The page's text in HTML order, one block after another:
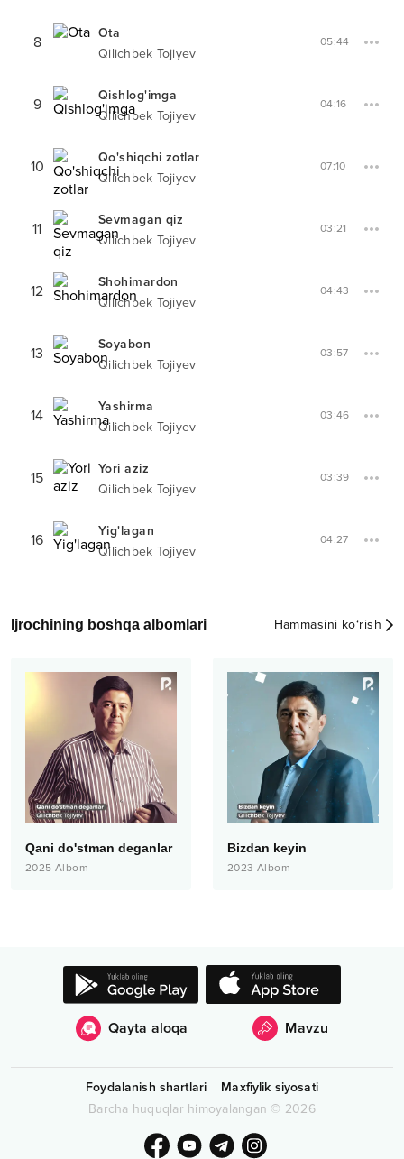
8
Ota
Qilichbek Tojiyev
05:44
9
Qishlog'imga
Qilichbek Tojiyev
04:16
10
Qo'shiqchi zotlar
Qilichbek Tojiyev
07:10
11
Sevmagan qiz
Qilichbek Tojiyev
03:21
12
Shohimardon
Qilichbek Tojiyev
04:43
13
Soyabon
Qilichbek Tojiyev
03:57
14
Yashirma
Qilichbek Tojiyev
03:46
15
Yori aziz
Qilichbek Tojiyev
03:39
16
Yig'lagan
Qilichbek Tojiyev
04:27
Ijrochining boshqa albomlari Hammasini ko‘rish
Qani do'stman deganlar
2025 Albom
Bizdan keyin
2023 Albom
Qayta aloqa Mavzu
Foydalanish shartlari
Maxfiylik siyosati
Barcha huquqlar himoyalangan © 2026